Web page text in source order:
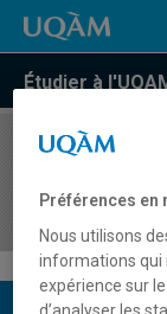
Étudier à
COURS//
marketing
Description du
Préférences en
Nous utilisons
informations qui
expérience sur